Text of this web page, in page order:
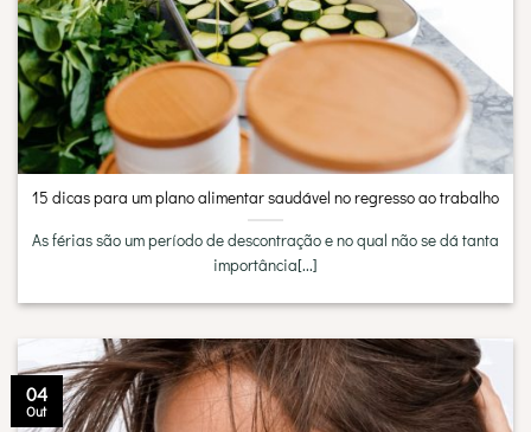
15 dicas para um plano alimentar saudável no regresso ao trabalho
As férias são um período de descontração e no qual não se dá tanta
importância[...]
04
Out